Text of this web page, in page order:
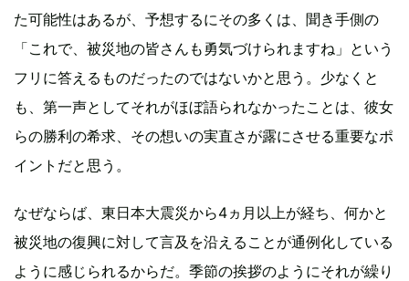
た可能性はあるが、予想するにその多くは、聞き手側の
「これで、被災地の皆さんも勇気づけられますね」という
フリに答えるものだったのではないかと思う。少なくと
も、第一声としてそれがほぼ語られなかったことは、彼女
らの勝利の希求、その想いの実直さが露にさせる重要なポ
イントだと思う。
なぜならば、東日本大震災から4ヵ月以上が経ち、何かと
被災地の復興に対して言及を沿えることが通例化している
ように感じられるからだ。季節の挨拶のようにそれが繰り